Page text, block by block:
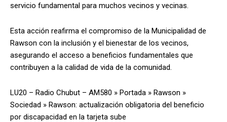
servicio fundamental para muchos vecinos y vecinas.
Esta acción reafirma el compromiso de la Municipalidad de
Rawson con la inclusión y el bienestar de los vecinos,
asegurando el acceso a beneficios fundamentales que
contribuyen a la calidad de vida de la comunidad.
LU20 – Radio Chubut – AM580 » Portada » Rawson »
Sociedad » Rawson: actualización obligatoria del beneficio
por discapacidad en la tarjeta sube